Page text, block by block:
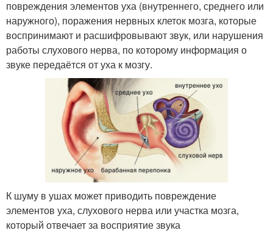
повреждения элементов уха (внутреннего, среднего или
наружного), поражения нервных клеток мозга, которые
воспринимают и расшифровывают звук, или нарушения
работы слухового нерва, по которому информация о
звуке передаётся от уха к мозгу.
К шуму в ушах может приводить повреждение
элементов уха, слухового нерва или участка мозга,
который отвечает за восприятие звука